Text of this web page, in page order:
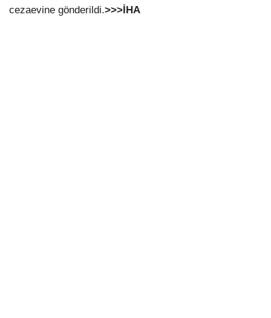
cezaevine gönderildi.>>>İHA